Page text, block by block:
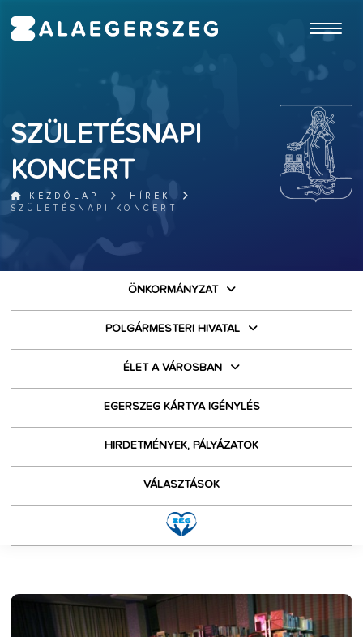
SZÜLETÉSNAPI
KONCERT
KEZDŐLAP
HÍREK
SZÜLETÉSNAPI KONCERT
ÖNKORMÁNYZAT
POLGÁRMESTERI HIVATAL
ÉLET A VÁROSBAN
EGERSZEG KÁRTYA IGÉNYLÉS
HIRDETMÉNYEK, PÁLYÁZATOK
VÁLASZTÁSOK